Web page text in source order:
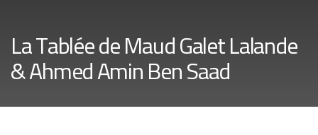
La Tablée de Maud Galet Lalande
& Ahmed Amin Ben Saad